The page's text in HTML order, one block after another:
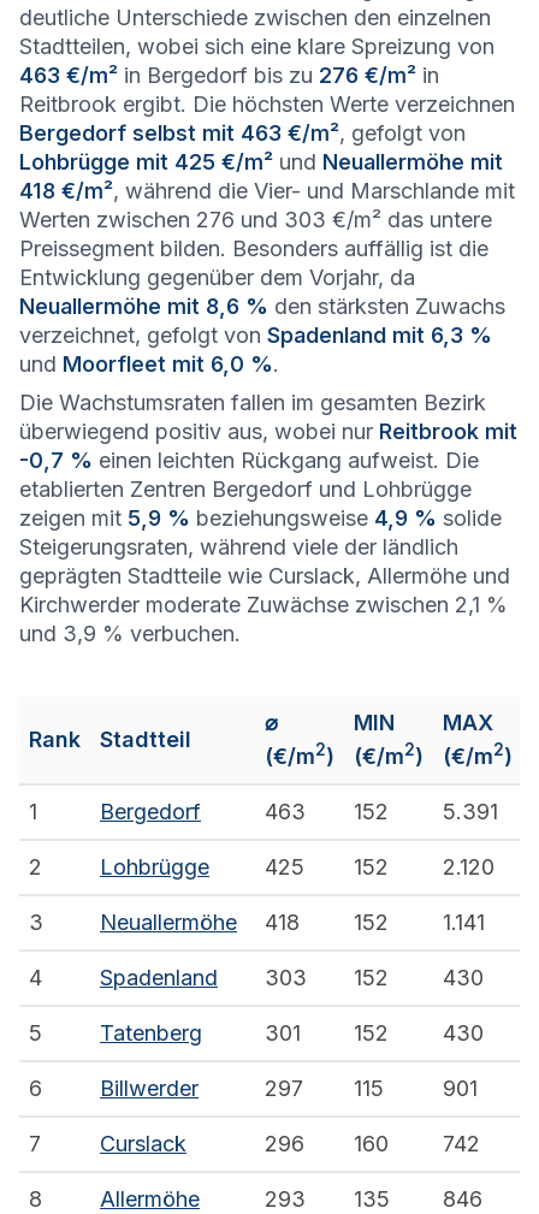
deutliche Unterschiede zwischen den einzelnen
Stadtteilen, wobei sich eine klare Spreizung von
463 €/m² in Bergedorf bis zu 276 €/m² in
Reitbrook ergibt. Die höchsten Werte verzeichnen
Bergedorf selbst mit 463 €/m², gefolgt von
Lohbrügge mit 425 €/m² und Neuallermöhe mit
418 €/m², während die Vier- und Marschlande mit
Werten zwischen 276 und 303 €/m² das untere
Preissegment bilden. Besonders auffällig ist die
Entwicklung gegenüber dem Vorjahr, da
Neuallermöhe mit 8,6 % den stärksten Zuwachs
verzeichnet, gefolgt von Spadenland mit 6,3 %
und Moorfleet mit 6,0 %.
Die Wachstumsraten fallen im gesamten Bezirk
überwiegend positiv aus, wobei nur Reitbrook mit
-0,7 % einen leichten Rückgang aufweist. Die
etablierten Zentren Bergedorf und Lohbrügge
zeigen mit 5,9 % beziehungsweise 4,9 % solide
Steigerungsraten, während viele der ländlich
geprägten Stadtteile wie Curslack, Allermöhe und
Kirchwerder moderate Zuwächse zwischen 2,1 %
und 3,9 % verbuchen.
Rank Stadtteil
⌀
(€/m2)
MIN
(€/m2)
MAX
(€/m2)
1 Bergedorf 463 152 5.391
2 Lohbrügge 425 152 2.120
3 Neuallermöhe 418 152 1.141
4 Spadenland 303 152 430
5 Tatenberg 301 152 430
6 Billwerder 297 115 901
7 Curslack 296 160 742
8 Allermöhe 293 135 846